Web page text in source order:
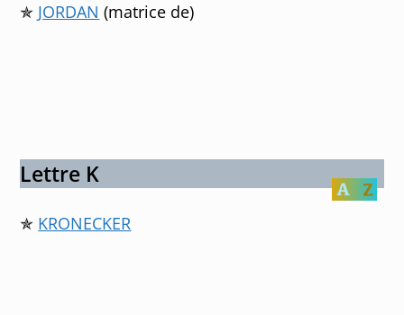
✯ JORDAN (matrice de)
Lettre K
✯ KRONECKER